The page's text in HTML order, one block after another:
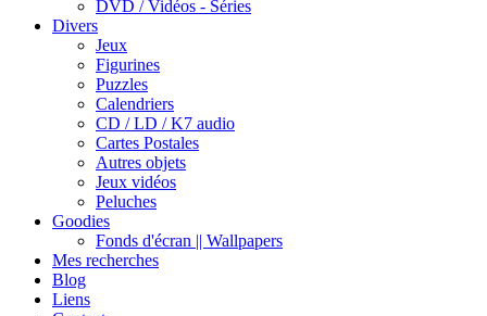
DVD / Vidéos - Séries
Divers
Jeux
Figurines
Puzzles
Calendriers
CD / LD / K7 audio
Cartes Postales
Autres objets
Jeux vidéos
Peluches
Goodies
Fonds d'écran || Wallpapers
Mes recherches
Blog
Liens